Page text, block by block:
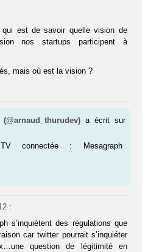
qui est de savoir quelle vision de
nos star­tups par­ti­cipent à
mais où est la vision ?
a écrit sur
connectée : Mesagraph
:
s’inquiètent des régulations que
car twitter pourrait s’inquiéter
question de légitimité en